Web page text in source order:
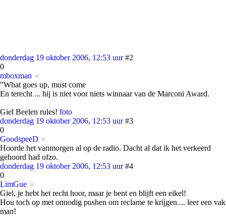
donderdag 19 oktober 2006, 12:53 uur #2
0
mboxman
"What goes up, must come
En terecht ... hij is niet voor niets winnaar van de Marconi Award.
Giel Beelen rules! foto
donderdag 19 oktober 2006, 12:53 uur #3
0
GoodspeeD
Hoorde het vanmorgen al op de radio. Dacht al dat ik het verkeerd
gehoord had ofzo.
donderdag 19 oktober 2006, 12:53 uur #4
0
LimGue
Giel, je hebt het recht hoor, maar je bent en blijft een eikel!
Hou toch op met onnodig pushen om reclame te krijgen.... leer een vak
man!